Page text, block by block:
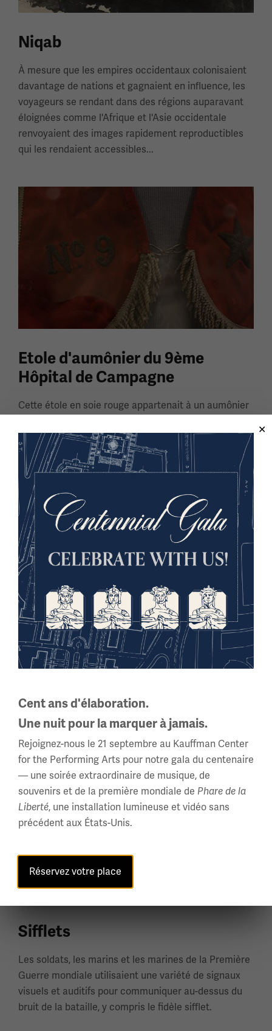
Niqab
À mesure que les empires occidentaux colonisaient
davantage de nations et gagnaient en influence, les
voyageurs se rendant dans des régions auparavant
éloignées comme l'Afrique et l'Asie occidentale
renvoyaient des images rapidement reproductibles
qui les rendaient accessibles...
Etole d'aumônier du 9ème
Hôpital de Campagne
Cette étole en soie rouge appartenait à un aumônier
pendant la Première Guerre mondiale.
Équipement pour temps froid
condition critique : le froid. Combattre dans le froid
était une guerre en soi.
Sifflets
Les soldats, les marins et les marines de la Première
Guerre mondiale utilisaient une variété de signaux
visuels et auditifs pour communiquer au-dessus du
bruit de la bataille, y compris le fidèle sifflet.
Cent ans d'élaboration.
Une nuit pour la marquer à jamais.
Rejoignez-nous le 21 septembre au Kauffman Center
for the Performing Arts pour notre gala du centenaire
— une soirée extraordinaire de musique, de
souvenirs et de la première mondiale de Phare de la
Liberté, une installation lumineuse et vidéo sans
précédent aux États-Unis.
Réservez votre place